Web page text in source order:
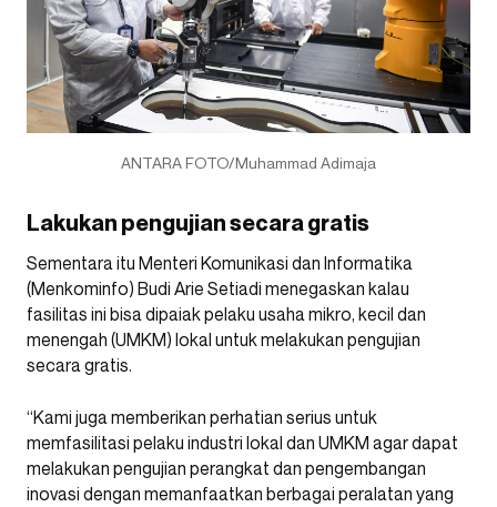
ANTARA FOTO/Muhammad Adimaja
Lakukan pengujian secara gratis
Sementara itu Menteri Komunikasi dan Informatika
(Menkominfo) Budi Arie Setiadi menegaskan kalau
fasilitas ini bisa dipaiak pelaku usaha mikro, kecil dan
menengah (UMKM) lokal untuk melakukan pengujian
secara gratis.
“Kami juga memberikan perhatian serius untuk
memfasilitasi pelaku industri lokal dan UMKM agar dapat
melakukan pengujian perangkat dan pengembangan
inovasi dengan memanfaatkan berbagai peralatan yang